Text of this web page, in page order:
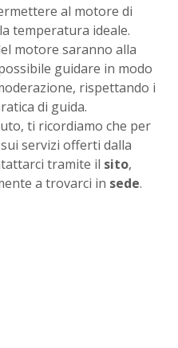
al motore di
temperatura ideale.
motore saranno alla
guidare in modo
rispettando i
di guida.
ti ricordiamo che per
servizi offerti dalla
tramite il sito,
a trovarci in sede.